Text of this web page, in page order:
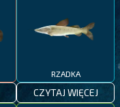
RZADKA
CZYTAJ WIĘCEJ